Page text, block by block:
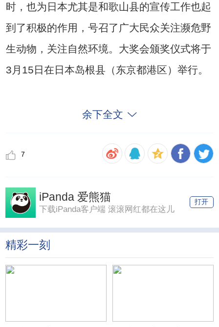
时，也为日本尤其是和歌山县的宣传工作也起
到了积极的作用，号召了广大民众关注濒危野
生动物，关注自然环境。大奖会颁奖仪式将于
3月15日在日本岛根县（东京都港区）举行。
余下全文
7
iPanda 爱熊猫
下载iPanda客户端 滚滚网红都在这儿
打开
精彩一刻